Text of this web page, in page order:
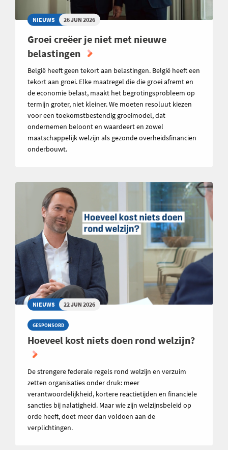
NIEUWS 26 JUN 2026
Groei creëer je niet met nieuwe
belastingen
België heeft geen tekort aan belastingen. België heeft een
tekort aan groei. Elke maatregel die die groei afremt en
de economie belast, maakt het begrotingsprobleem op
termijn groter, niet kleiner. We moeten resoluut kiezen
voor een toekomstbestendig groeimodel, dat
ondernemen beloont en waardeert en zowel
maatschappelijk welzijn als gezonde overheidsfinanciën
onderbouwt.
NIEUWS 22 JUN 2026
GESPONSORD
Hoeveel kost niets doen rond welzijn?
De strengere federale regels rond welzijn en verzuim
zetten organisaties onder druk: meer
verantwoordelijkheid, kortere reactietijden en financiële
sancties bij nalatigheid. Maar wie zijn welzijnsbeleid op
orde heeft, doet meer dan voldoen aan de
verplichtingen.